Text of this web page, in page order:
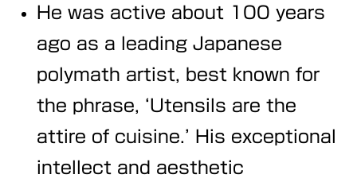
He was active about 100 years
ago as a leading Japanese
polymath artist, best known for
the phrase, ‘Utensils are the
attire of cuisine.’ His exceptional
intellect and aesthetic